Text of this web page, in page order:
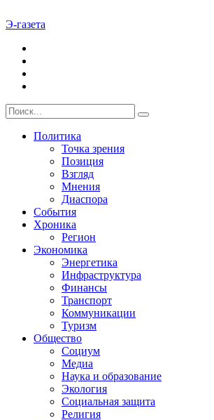
Э-газета
Политика
Точка зрения
Позиция
Взгляд
Мнения
Диаспора
События
Хроника
Регион
Экономика
Энергетика
Инфраструктура
Финансы
Транспорт
Коммуникации
Туризм
Общество
Социум
Медиа
Наука и образование
Экология
Социальная защита
Религия